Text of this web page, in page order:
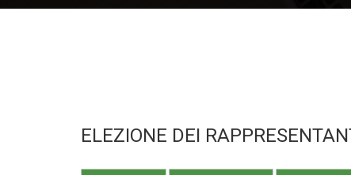
ELEZIONE DEI